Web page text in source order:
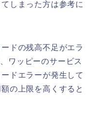
しまった方は参考に
ドの残高不足がエラ
ワッピーのサービス
ドエラーが発生して
の上限を高くすると